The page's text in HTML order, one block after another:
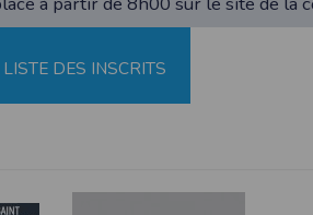
réservent le droit de mettre hors de
de course sont répartis sur tout le
DES INSCRITS
et concernent, a minima, votre identifiant,
de mettre en œuvre un procédé
fonctionnelle sans l’acceptation de
bonne exécution de la prestation. Les